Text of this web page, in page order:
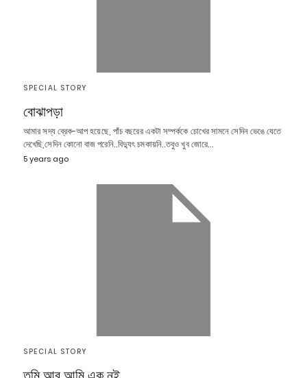
SPECIAL STORY
বোঝাপড়া
আমার সদ্য ব্রেক-আপ হয়েছে, পাঁচ বছরের একটা সম্পর্ককে চোখের সামনে সেদিন ভেঙে যেতে
দেখেছি,সেদিন কোনো বাজ পরেনি..বিদ্যুৎ চমকায়নি..তবুও খুব জোরে…
5 years ago
SPECIAL STORY